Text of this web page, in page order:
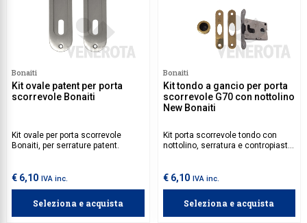
Bonaiti
Kit ovale patent per porta
scorrevole Bonaiti
Kit ovale per porta scorrevole
Bonaiti, per serrature patent.
€ 6,10 IVA inc.
Seleziona e acquista
Bonaiti
Kit tondo a gancio per porta
scorrevole G70 con nottolino
New Bonaiti
Kit porta scorrevole tondo con
nottolino, serratura e contropiastra
€ 6,10 IVA inc.
Seleziona e acquista